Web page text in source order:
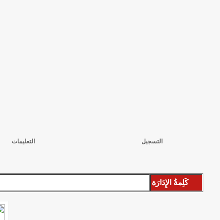
التسجيل التعليمات
كَلِمةُ الإِدَارَة